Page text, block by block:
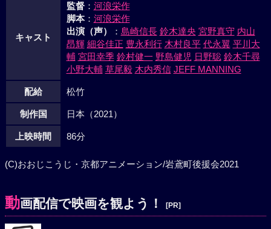
キャスト
監督： 河浪栄作
脚本： 河浪栄作
出演（声）
： 島崎信長 鈴木達央 宮野真守 内山
昂輝 細谷佳正 豊永利行 木村良平 代永翼 平川大
輔 宮田幸季 鈴村健一 野島健児 日野聡 鈴木千尋
小野大輔 草尾毅 木内秀信 JEFF MANNING
配給 松竹
制作国 日本（2021）
上映時間 86分
(C)おおじこうじ・京都アニメーション/岩鳶町後援会2021
動画配信で映画を観よう！ [PR]